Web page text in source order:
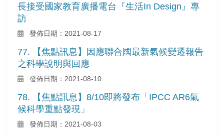
長接受國家教育廣播電台『生活In Design』專
訪
發佈日期：2021-08-17
77. 【焦點訊息】因應聯合國最新氣候變遷報告
之科學說明與回應
發佈日期：2021-08-10
78. 【焦點訊息】8/10即將發布「IPCC AR6氣
候科學重點發現」
發佈日期：2021-08-03